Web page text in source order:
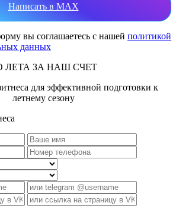
Написать в MAX
вы соглашаетесь с нашей политикой
данных
ЛЕТА ЗА НАШ СЧЕТ
для эффективной подготовки к
летнему сезону